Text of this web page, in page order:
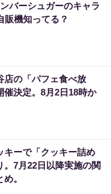
バーシュガーのキャラ
販機知ってる？
店の「パフェ食べ放
催決定。8月2日18時か
キーで「クッキー詰め
7月22日以降実施の関
。